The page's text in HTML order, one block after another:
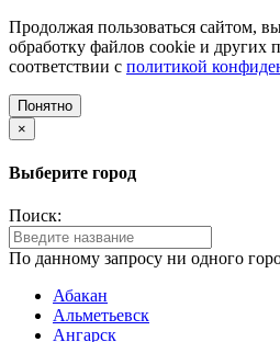
Продолжая пользоваться сайтом,
обработку файлов cookie и других
соответствии с политикой
Понятно
×
Выберите город
Поиск:
По данному запросу ни одного
Абакан
Альметьевск
Ангарск